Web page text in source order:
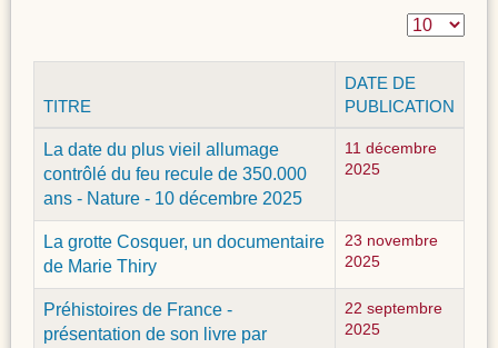
TITRE
DATE DE
PUBLICATION
La date du plus vieil allumage
contrôlé du feu recule de 350.000
ans - Nature - 10 décembre 2025
11 décembre
2025
La grotte Cosquer, un documentaire
de Marie Thiry
23 novembre
2025
Préhistoires de France -
présentation de son livre par
22 septembre
2025